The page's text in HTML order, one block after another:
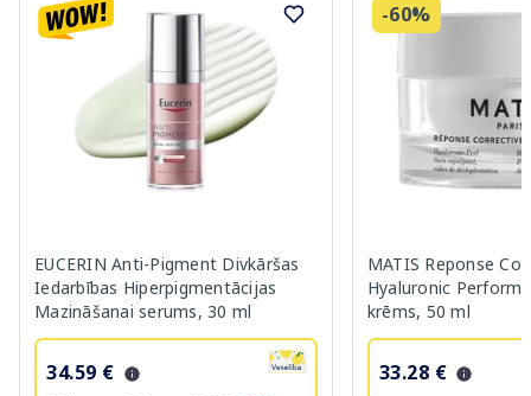
EUCERIN Anti-Pigment Divkāršas
Iedarbības Hiperpigmentācijas
Mazināšanai serums, 30 ml
34.59 €
-60%
MATIS Reponse
Hyaluronic
krēms, 50 ml
33.28 €